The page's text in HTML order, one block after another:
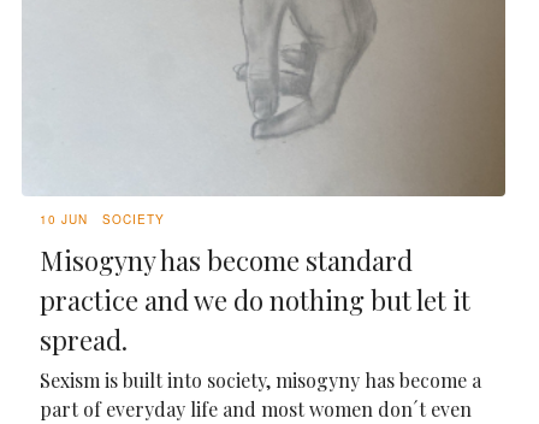
10 JUN SOCIETY
Misogyny has become standard
practice and we do nothing but let it
spread.
Sexism is built into society, misogyny has become a
part of everyday life and most women don´t even